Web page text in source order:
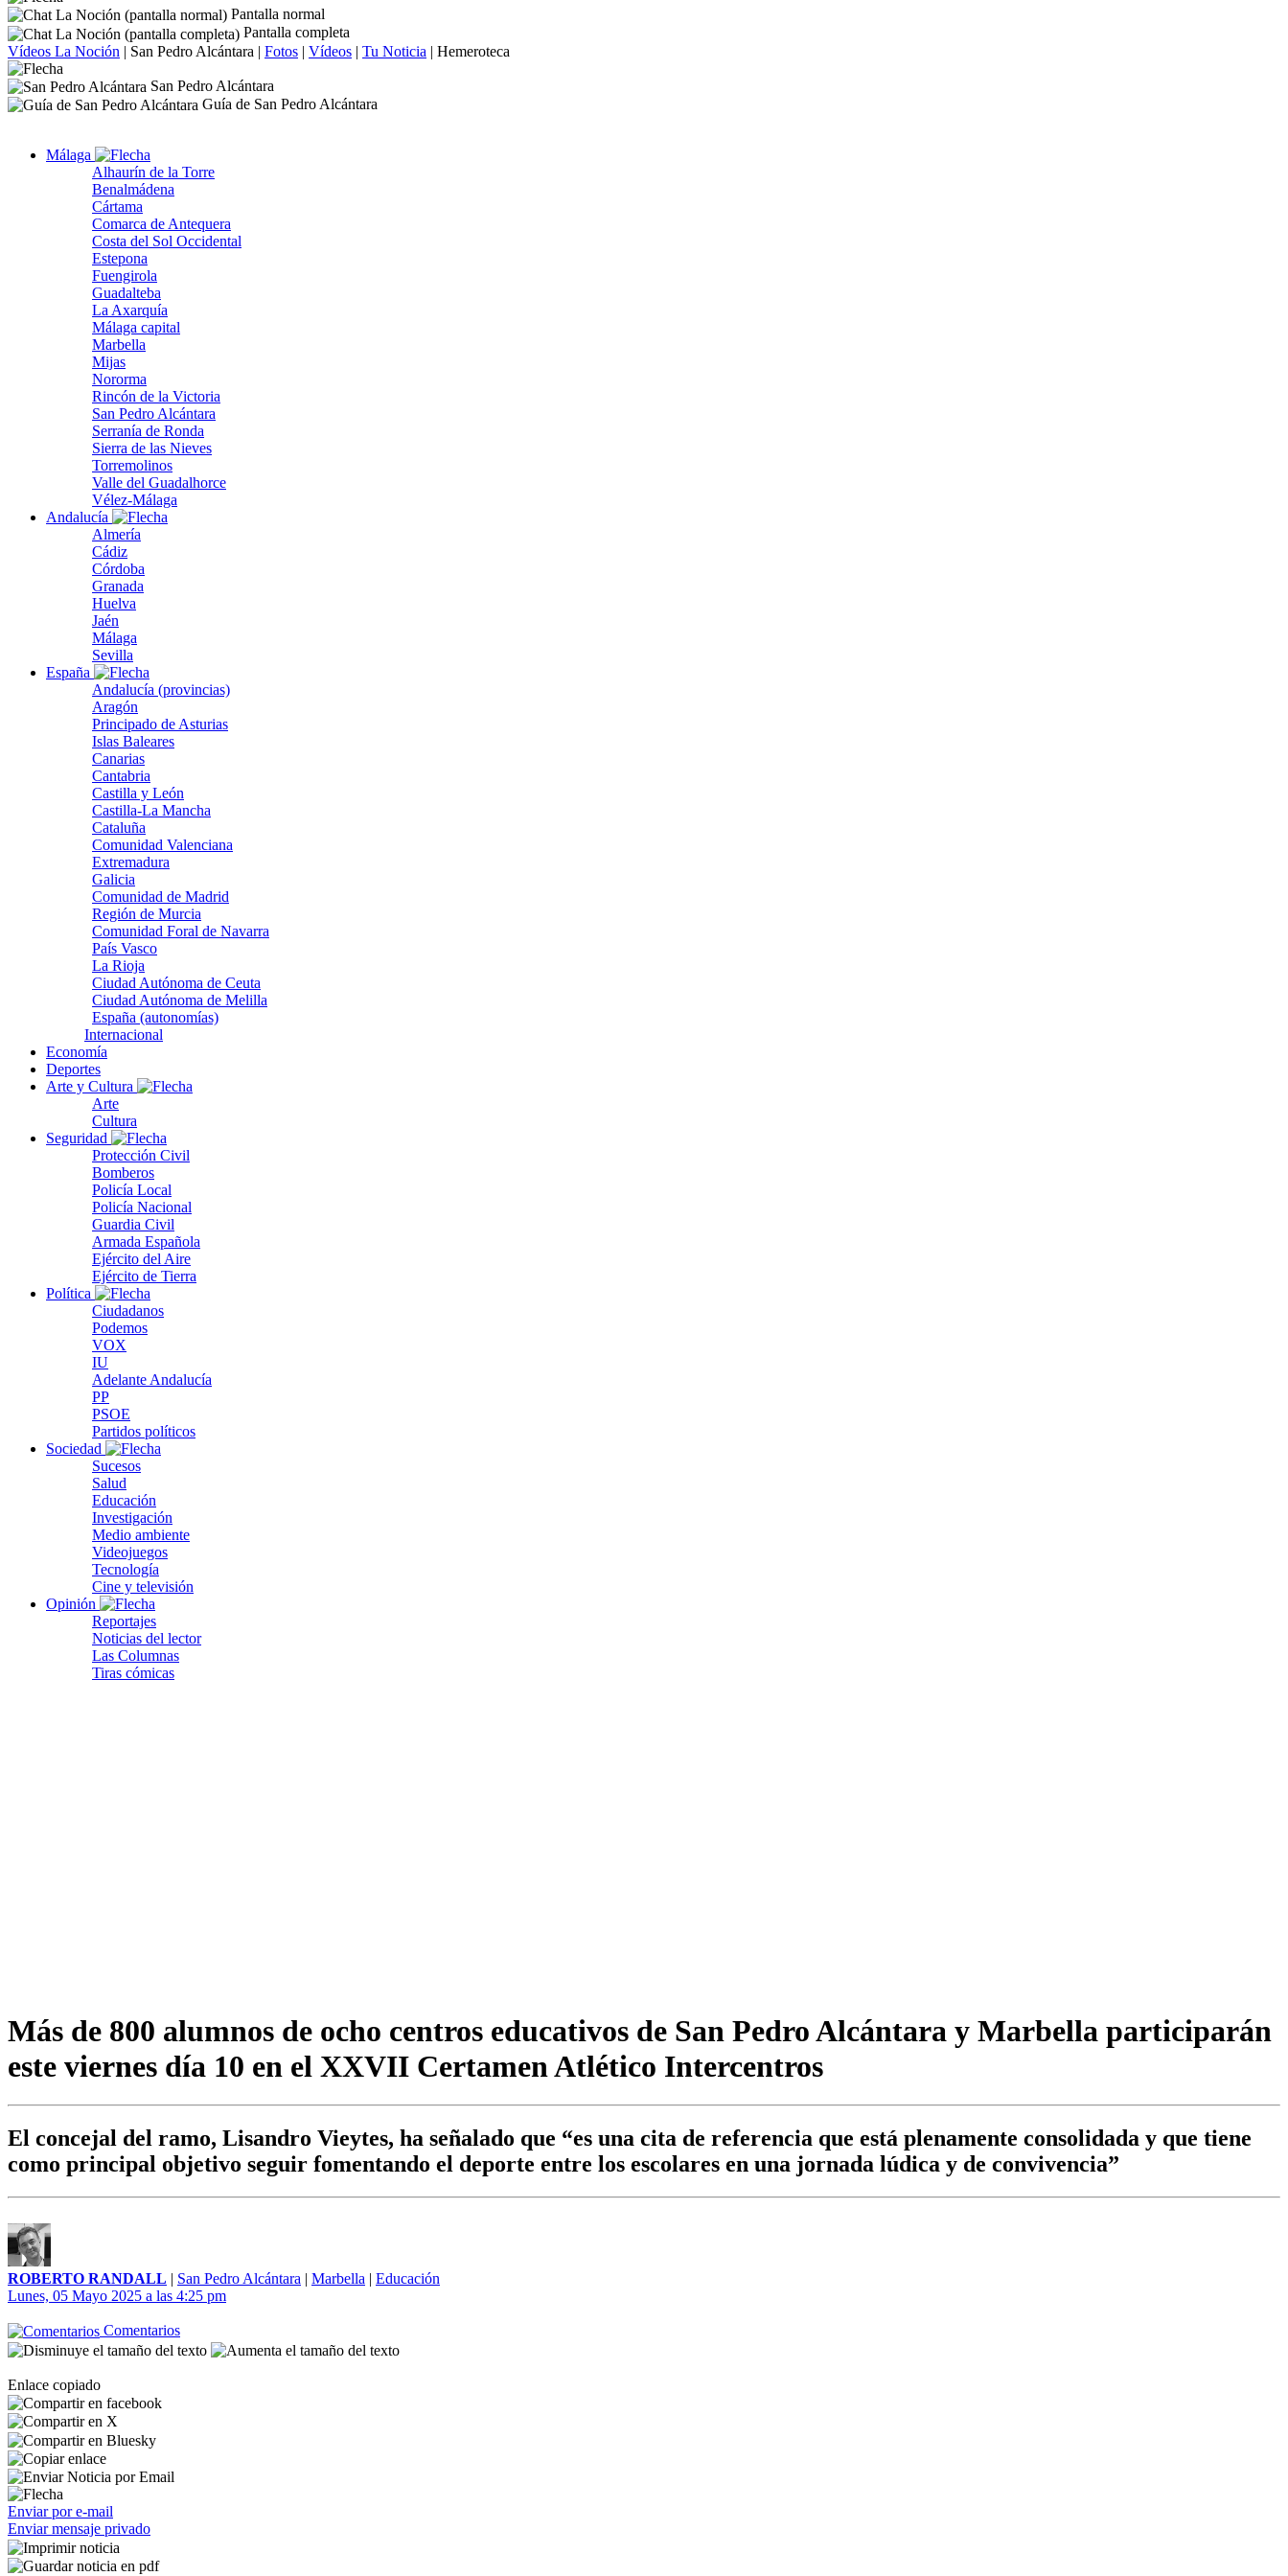
Pantalla normal
Pantalla completa
Vídeos La Noción | San Pedro Alcántara | Fotos | Vídeos | Tu Noticia | Hemeroteca
San Pedro Alcántara
Guía de San Pedro Alcántara
Málaga
Alhaurín de la Torre
Benalmádena
Cártama
Comarca de Antequera
Costa del Sol Occidental
Estepona
Fuengirola
Guadalteba
La Axarquía
Málaga capital
Marbella
Mijas
Nororma
Rincón de la Victoria
San Pedro Alcántara
Serranía de Ronda
Sierra de las Nieves
Torremolinos
Valle del Guadalhorce
Vélez-Málaga
Andalucía
Almería
Cádiz
Córdoba
Granada
Huelva
Jaén
Málaga
Sevilla
España
Andalucía (provincias)
Aragón
Principado de Asturias
Islas Baleares
Canarias
Cantabria
Castilla y León
Castilla-La Mancha
Cataluña
Comunidad Valenciana
Extremadura
Galicia
Comunidad de Madrid
Región de Murcia
Comunidad Foral de Navarra
País Vasco
La Rioja
Ciudad Autónoma de Ceuta
Ciudad Autónoma de Melilla
España (autonomías)
Internacional
Economía
Deportes
Arte y Cultura
Arte
Cultura
Seguridad
Protección Civil
Bomberos
Policía Local
Policía Nacional
Guardia Civil
Armada Española
Ejército del Aire
Ejército de Tierra
Política
Ciudadanos
Podemos
VOX
IU
Adelante Andalucía
PP
PSOE
Partidos políticos
Sociedad
Sucesos
Salud
Educación
Investigación
Medio ambiente
Videojuegos
Tecnología
Cine y televisión
Opinión
Reportajes
Noticias del lector
Las Columnas
Tiras cómicas
Más de 800 alumnos de ocho centros educativos de San Pedro Alcántara y Marbella participarán
este viernes día 10 en el XXVII Certamen Atlético Intercentros
El concejal del ramo, Lisandro Vieytes, ha señalado que “es una cita de referencia que está plenamente consolidada y que tiene
como principal objetivo seguir fomentando el deporte entre los escolares en una jornada lúdica y de convivencia”
ROBERTO RANDALL | San Pedro Alcántara | Marbella | Educación
Lunes, 05 Mayo 2025 a las 4:25 pm
Comentarios
Enlace copiado
Enviar por e-mail
Enviar mensaje privado